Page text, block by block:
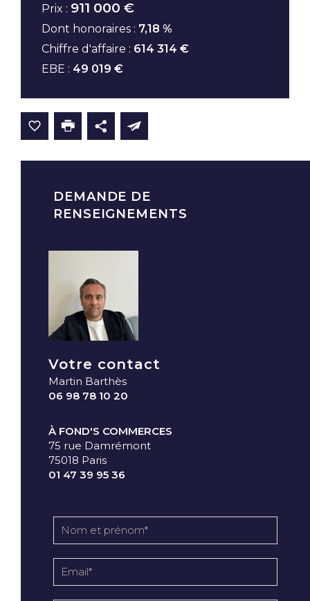
Prix : 911 000 €
Dont honoraires : 7,18 %
Chiffre d'affaire : 614 314 €
EBE : 49 019 €
DEMANDE DE
RENSEIGNEMENTS
Votre contact
Martin Barthès
06 98 78 10 20
À FOND'S COMMERCES
75 rue Damrémont
75018 Paris
01 47 39 95 36